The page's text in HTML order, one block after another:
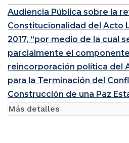
Audiencia Pública sobre la
Constitucionalidad del Acto
2017, “por medio de la cual
parcialmente el
reincorporación política del
para la Terminación del
Construcción de una Paz
Más detalles